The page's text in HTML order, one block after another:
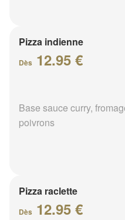
Pizza indienne
Dès 12.95 €
Base sauce curry,
poivrons
Pizza raclette
Dès 12.95 €